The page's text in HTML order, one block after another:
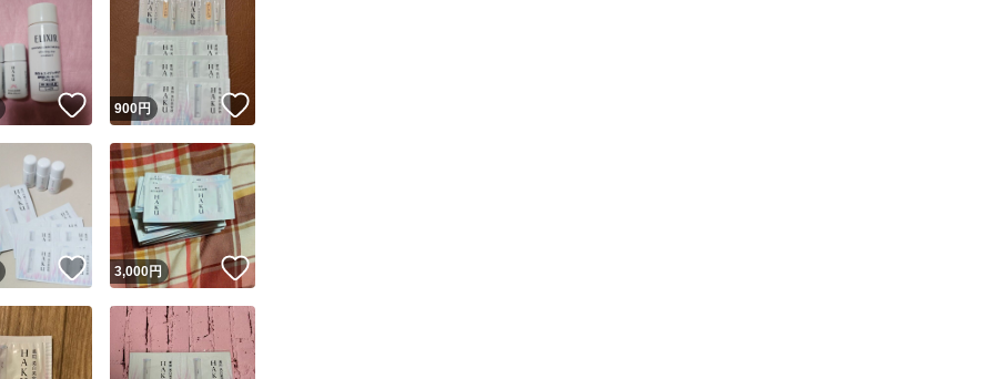
いいね！
900円
いいね！
3,000円 いいね！